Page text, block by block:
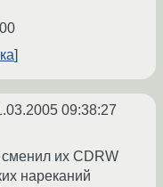
09:38:27
их CDRW
нареканий